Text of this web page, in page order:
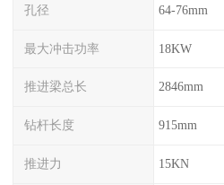
孔径 64-76mm
最大冲击功率 18KW
推进梁总长 2846mm
钻杆长度 915mm
推进力 15KN